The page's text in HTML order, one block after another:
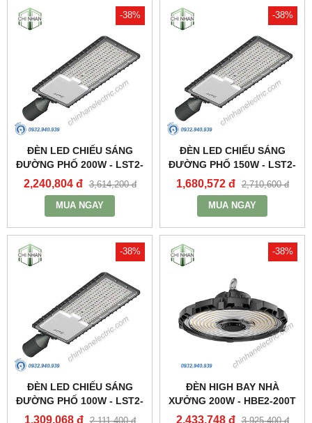
-38%
ĐÈN LED CHIẾU SÁNG
ĐƯỜNG PHỐ 200W - LST2-
200 - MPE
2,240,804 đ 3,614,200 đ
MUA NGAY
-38%
ĐÈN LED CHIẾU SÁNG
ĐƯỜNG PHỐ 150W - LST2-
150 - MPE
1,680,572 đ 2,710,600 đ
MUA NGAY
-38%
ĐÈN LED CHIẾU SÁNG
ĐƯỜNG PHỐ 100W - LST2-
100 - MPE
1,309,068 đ 2,111,400 đ
-38%
ĐÈN HIGH BAY NHÀ
XƯỞNG 200W - HBE2-200T
- MPE
2,433,748 đ 3,925,400 đ